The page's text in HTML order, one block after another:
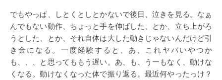
でもやっぱ、しとくとしとかないで後日、泣きを見る。なぁ
んでもない動作、ちょっと手を伸ばした、とか、立ち上がろ
うとした、とか、それ自体は大した動きじゃないんだけど引
き金になる。一度経験すると、あ、これヤバいやつか
も、、、と思ってももう遅い。あ、も、うーもなく、動けな
くなる。動けなくなった体で振り返る。最近何やったっけ？